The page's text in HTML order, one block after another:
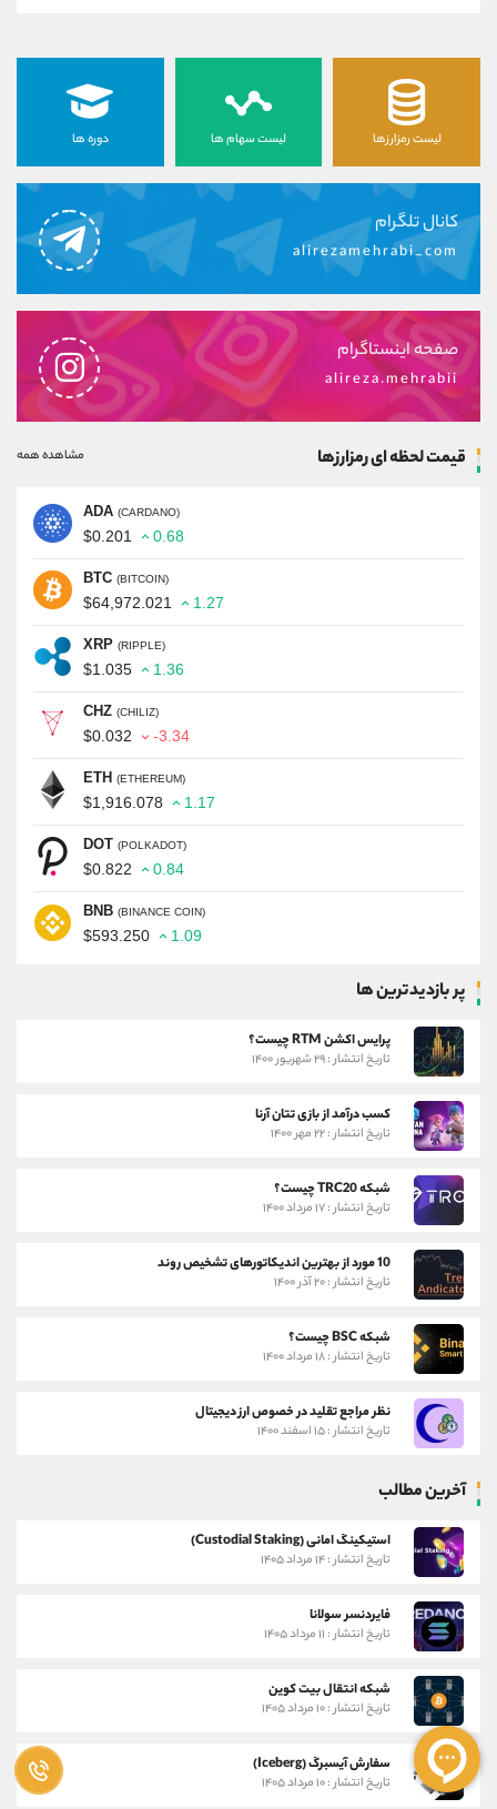
لیست رمزارزها لیست سهام ها دوره ها
کانال تلگرام
alirezamehrabi_com
صفحه اینستاگرام
alireza.mehrabii
قیمت لحظه ای رمزارزها مشاهده همه
ADA (CARDANO)
$0.201 0.68
BTC (BITCOIN)
$64,972.021 1.27
XRP (RIPPLE)
$1.035 1.36
CHZ (CHILIZ)
$0.032 -3.34
ETH (ETHEREUM)
$1,916.078 1.17
DOT (POLKADOT)
$0.822 0.84
BNB (BINANCE COIN)
$593.250 1.09
پر بازدیدترین ها
پرایس اکشن RTM چیست؟
تاریخ انتشار : ۲۹ شهریور ۱۴۰۰
کسب درآمد از بازی تتان آرنا
تاریخ انتشار : ۲۲ مهر ۱۴۰۰
شبکه TRC20 چیست؟
تاریخ انتشار : ۱۷ مرداد ۱۴۰۰
10 مورد از بهترین اندیکاتورهای تشخیص روند
تاریخ انتشار : ۲۰ آذر ۱۴۰۰
شبکه BSC چیست؟
تاریخ انتشار : ۱۸ مرداد ۱۴۰۰
نظر مراجع تقلید در خصوص ارز دیجیتال
تاریخ انتشار : ۱۵ اسفند ۱۴۰۰
آخرین مطالب
استیکینگ امانی (Custodial Staking)
تاریخ انتشار : ۱۴ مرداد ۱۴۰۵
فایردنسر سولانا
تاریخ انتشار : ۱۱ مرداد ۱۴۰۵
شبکه انتقال بیت کوین
تاریخ انتشار : ۱۰ مرداد ۱۴۰۵
سفارش آیسبرگ (Iceberg)
تاریخ انتشار : ۱۰ مرداد ۱۴۰۵